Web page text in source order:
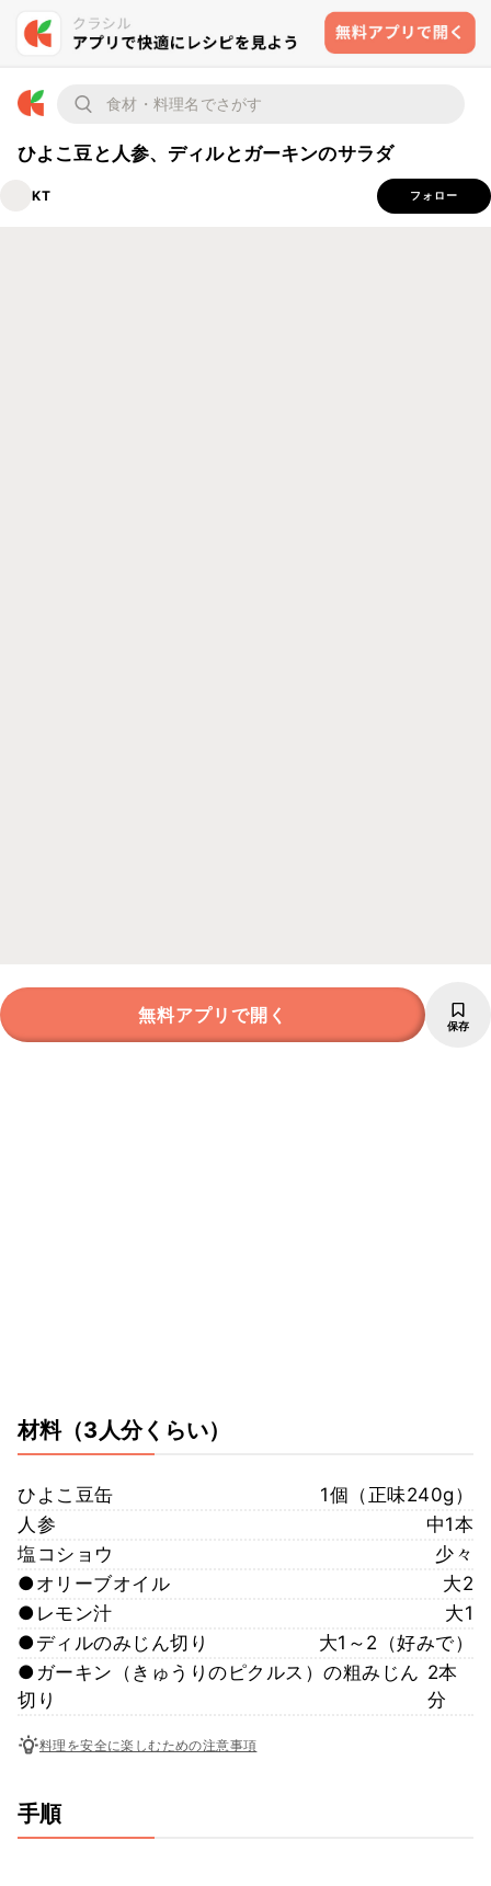
ひよこ豆と人参、ディルとガーキンのサラダ
KT フォロー
無料アプリで開く 保存
材料（3人分くらい）
ひよこ豆缶
1個（正味240g）
人参
中1本
塩コショウ
少々
●オリーブオイル
大2
●レモン汁
大1
●ディルのみじん切り
大1～2（好みで）
●ガーキン（きゅうりのピクルス）の粗みじん
切り
2本
分
料理を安全に楽しむための注意事項
手順